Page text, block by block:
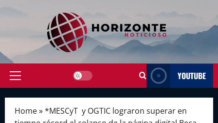
Primary
YOUTUBE
Home»*MESCyT y OGTIC lograron superar en